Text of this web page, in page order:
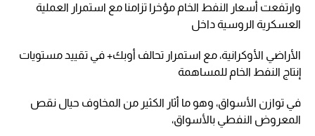
وارتفعت أسعار النفط الخام مؤخرا تزامنا مع استمرار العملية
العسكرية الروسية داخل
الأراضي الأوكرانية، مع استمرار تحالف أوبك+ في تقييد مستويات
إنتاج النفط الخام للمساهمة
في توازن الأسواق، وهو ما أثار الكثير من المخاوف حيال نقص
المعروض النفطي بالأسواق،